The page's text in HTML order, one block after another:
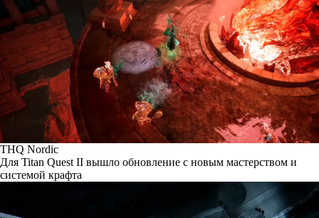
THQ Nordic
Для Titan Quest II вышло обновление с новым мастерством и
системой крафта